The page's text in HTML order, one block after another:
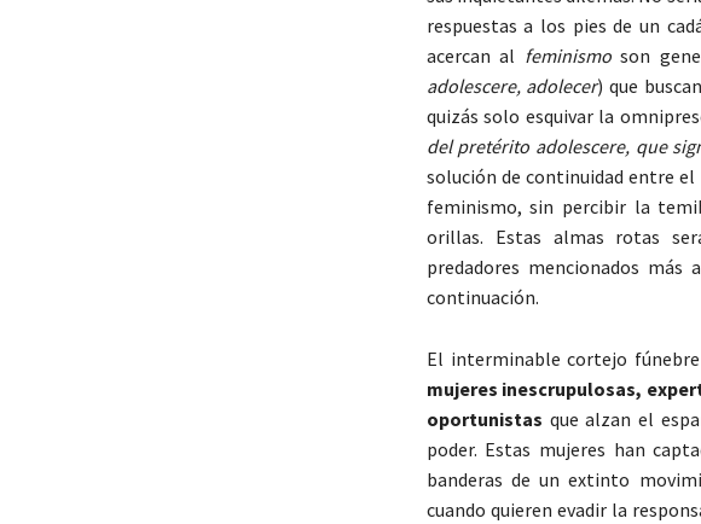
respuestas a los pies de un
acercan al feminismoson
adolescere, adolecer) que
quizás solo esquivar la
del pretérito adolescere, que
solución de continuidad entre
feminismo, sin percibir la
orillas. Estas almas rotas
predadores mencionados
continuación.
El interminable cortejo
mujeres inescrupulosas,
oportunistas que alzan el
poder. Estas mujeres han
banderas de un extinto
cuando quieren evadir la